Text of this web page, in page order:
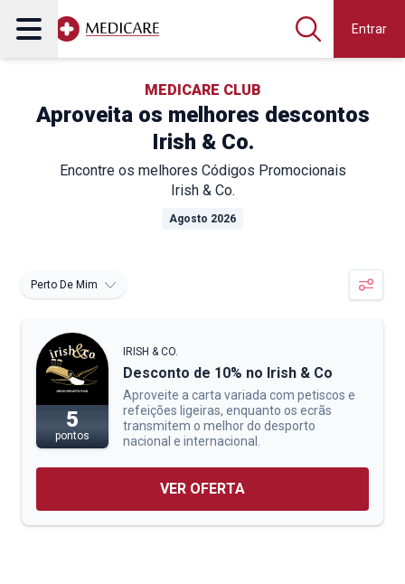
Entrar
MEDICARE CLUB
Aproveita os melhores descontos
Irish & Co.
Encontre os melhores Códigos Promocionais
Irish & Co.
Agosto 2026
Perto De Mim
5
pontos
IRISH & CO.
Desconto de 10% no Irish & Co
Aproveite a carta variada com petiscos e
refeições ligeiras, enquanto os ecrãs
transmitem o melhor do desporto
nacional e internacional.
VER OFERTA